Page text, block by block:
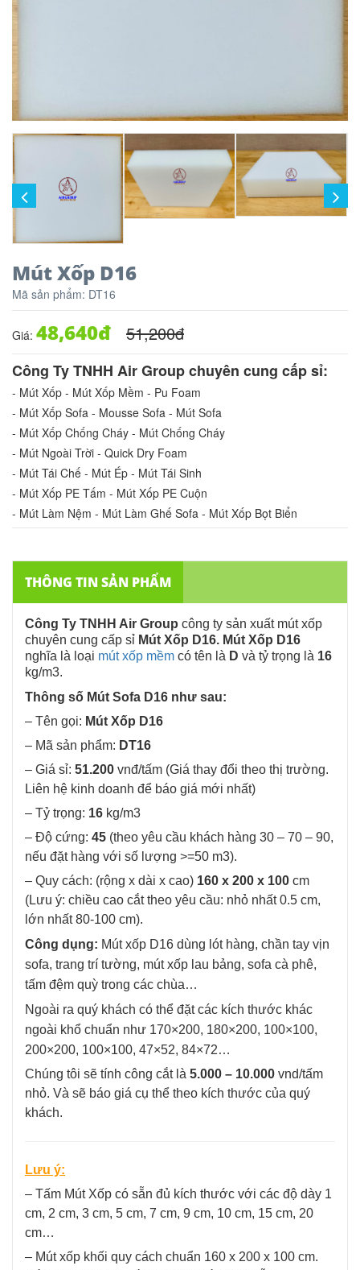
Mút Xốp D16
Mã sản phẩm: DT16
Giá: 48,640đ 51,200đ
Công Ty TNHH Air Group chuyên cung cấp sỉ:
- Mút Xốp - Mút Xốp Mềm - Pu Foam
- Mút Xốp Sofa - Mousse Sofa - Mút Sofa
- Mút Xốp Chống Cháy - Mút Chống Cháy
- Mút Ngoài Trời - Quick Dry Foam
- Mút Tái Chế - Mút Ép - Mút Tái Sinh
- Mút Xốp PE Tấm - Mút Xốp PE Cuộn
- Mút Làm Nệm - Mút Làm Ghế Sofa - Mút Xốp Bọt Biển
THÔNG TIN SẢN PHẨM
Công Ty TNHH Air Group công ty sản xuất mút xốp
chuyên cung cấp sỉ Mút Xốp D16. Mút Xốp D16
nghĩa là loại mút xốp mềm có tên là D và tỷ trọng là 16
kg/m3.
Thông số Mút Sofa D16 như sau:
– Tên gọi: Mút Xốp D16
– Mã sản phẩm: DT16
– Giá sỉ: 51.200 vnđ/tấm (Giá thay đổi theo thị trường.
Liên hệ kinh doanh để báo giá mới nhất)
– Tỷ trọng: 16 kg/m3
– Độ cứng: 45 (theo yêu cầu khách hàng 30 – 70 – 90,
nếu đặt hàng với số lượng >=50 m3).
– Quy cách: (rộng x dài x cao) 160 x 200 x 100 cm
(Lưu ý: chiều cao cắt theo yêu cầu: nhỏ nhất 0.5 cm,
lớn nhất 80-100 cm).
Công dụng: Mút xốp D16 dùng lót hàng, chần tay vịn
sofa, trang trí tường, mút xốp lau bảng, sofa cà phê,
tấm đệm quỳ trong các chùa…
Ngoài ra quý khách có thể đặt các kích thước khác
ngoài khổ chuẩn như 170×200, 180×200, 100×100,
200×200, 100×100, 47×52, 84×72…
Chúng tôi sẽ tính công cắt là 5.000 – 10.000 vnd/tấm
nhỏ. Và sẽ báo giá cụ thể theo kích thước của quý
khách.
Lưu ý:
– Tấm Mút Xốp có sẵn đủ kích thước với các độ dày 1
cm, 2 cm, 3 cm, 5 cm, 7 cm, 9 cm, 10 cm, 15 cm, 20
cm…
– Mút xốp khối quy cách chuẩn 160 x 200 x 100 cm.